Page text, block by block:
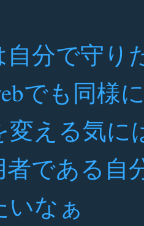
自分で守り
でも同様
変える気に
者である自
いなぁ